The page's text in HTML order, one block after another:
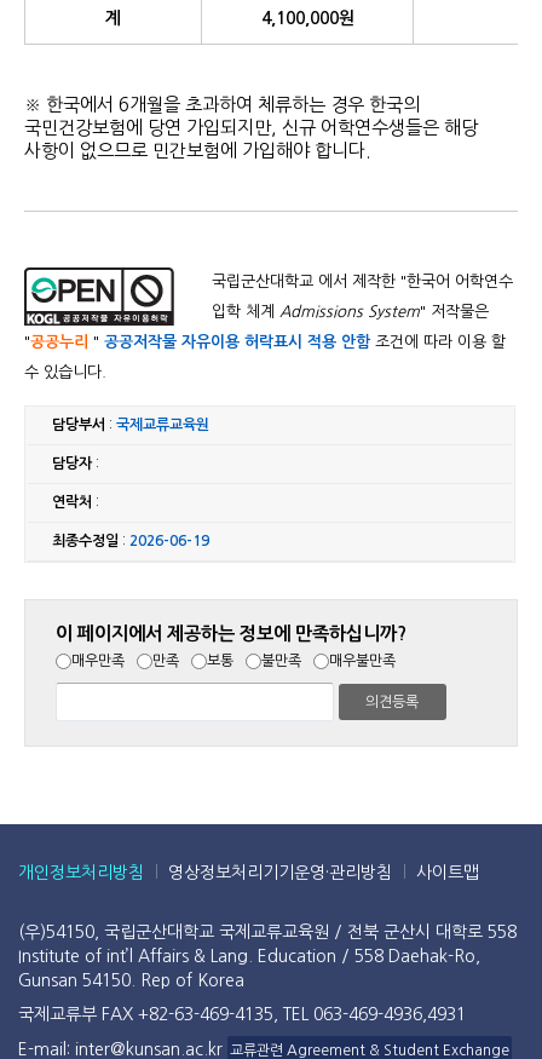
계 4,100,000원
※ 한국에서 6개월을 초과하여 체류하는 경우 한국의
국민건강보험에 당연 가입되지만, 신규 어학연수생들은 해당
사항이 없으므로 민간보험에 가입해야 합니다.
국립군산대학교 에서 제작한 "한국어 어학연수
입학 체계 Admissions System" 저작물은
"공공누리 " 공공저작물 자유이용 허락표시 적용 안함조건에 따라 이용 할
수 있습니다.
담당부서 :국제교류교육원
담당자:
연락처 :
최종수정일 : 2026-06-19
이 페이지에서 제공하는 정보에 만족하십니까?
매우만족 만족 보통 불만족 매우불만족
개인정보처리방침 영상정보처리기기운영·관리방침 사이트맵
(우)54150, 국립군산대학교 국제교류교육원 / 전북 군산시 대학로 558
Institute of int’l Affairs & Lang. Education / 558 Daehak-Ro,
Gunsan 54150. Rep of Korea
국제교류부 FAX +82-63-469-4135, TEL 063-469-4936,4931
E-mail: inter@kunsan.ac.kr 교류관련 Agreement & Student Exchange